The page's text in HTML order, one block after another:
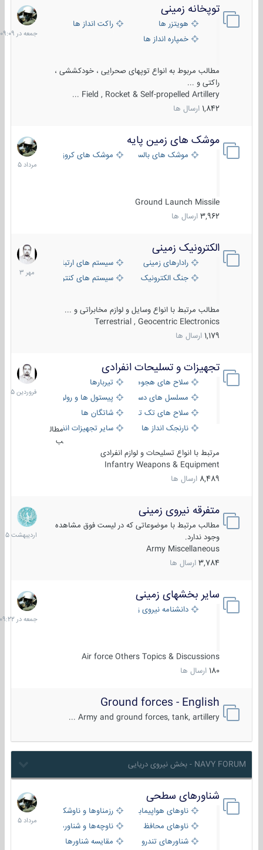
توپخانه زمینی
هویتزر ها
راکت انداز ها
خمپاره انداز ها
مطالب مربوط به انواع توپهای صحرایی ، خودکششی ،
راکتی و ...
Field , Rocket & Self-propelled Artillery ...
1,842 ارسال ها
جمعه
در
09:09
موشک های زمین پایه
موشک های بالستیک موشک های کروز
Ground Launch Missile
3,962 ارسال ها
2
مرداد
1405
الکترونیک زمینی
رادارهای زمینی
سیستم های ارتباطی و جمع آوری
جنگ الکترونیک
سیستم های کنترل آتش و تجهیزات
مطالب مرتبط با انواع وسایل و لوازم مخابراتی و ...
Terrestrial , Geocentric Electronics
1,179 ارسال ها
1
مهر
1403
تجهیزات و تسلیحات انفرادی
سلاح های هجومی
تیربارها
مسلسل های دستی
پیستول ها و رولورها
سلاح های تک تیر اندازیشاتگان ها
نارنجک انداز ها
سایر تجهیزات انفرادی
مطال
ب
مرتبط با انواع تسلیحات و لوازم انفرادی
Infantry Weapons & Equipment
8,489 ارسال ها
17
فروردین
1405
متفرقه نیروی زمینی
مطالب مرتبط با موضوعاتی که در لیست فوق مشاهده
وجود ندارد.
Army Miscellaneous
3,784 ارسال ها
27
1405
سایر بخشهای زمینی
دانشنامه نیروی زمینی
Air force Others Topics & Discussions
180 ارسال ها
جمعه
در
09:22
Ground forces - English
Army and ground forces, tank, artillery ...
NAVY FORUM - بخش نیروی دریایی
شناورهای سطحی
ناوهای هواپیمابر و بالگرد بررزمناوها و ناوشکن‌ها
ناوهای محافظ
ناوچه‌ها و شناورهای گشتی
شناورهای تندرو
مقایسه شناورها
2
مرداد
1405